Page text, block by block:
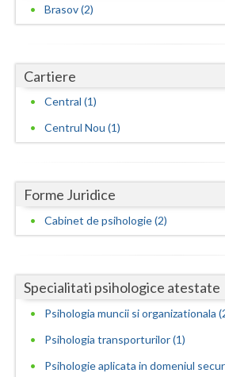
Neamt
Prahova
Salaj
Satu-Mare
Suceava
Tulcea
Brasov (2)
Cartiere
Central (1)
Centrul Nou (1)
Forme Juridice
Cabinet de psihologie (2)
Specialitati psihologice atestate
Psihologia muncii si organizationala
Psihologia transporturilor (1)
Psihologie aplicata in domeniul